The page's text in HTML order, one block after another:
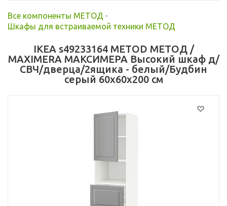
Все компоненты МЕТОД -
Шкафы для встраиваемой техники МЕТОД
IKEA s49233164 METOD МЕТОД /
MAXIMERA МАКСИМЕРА Высокий шкаф д/
СВЧ/дверца/2ящика - белый/Будбин
серый 60x60x200 см